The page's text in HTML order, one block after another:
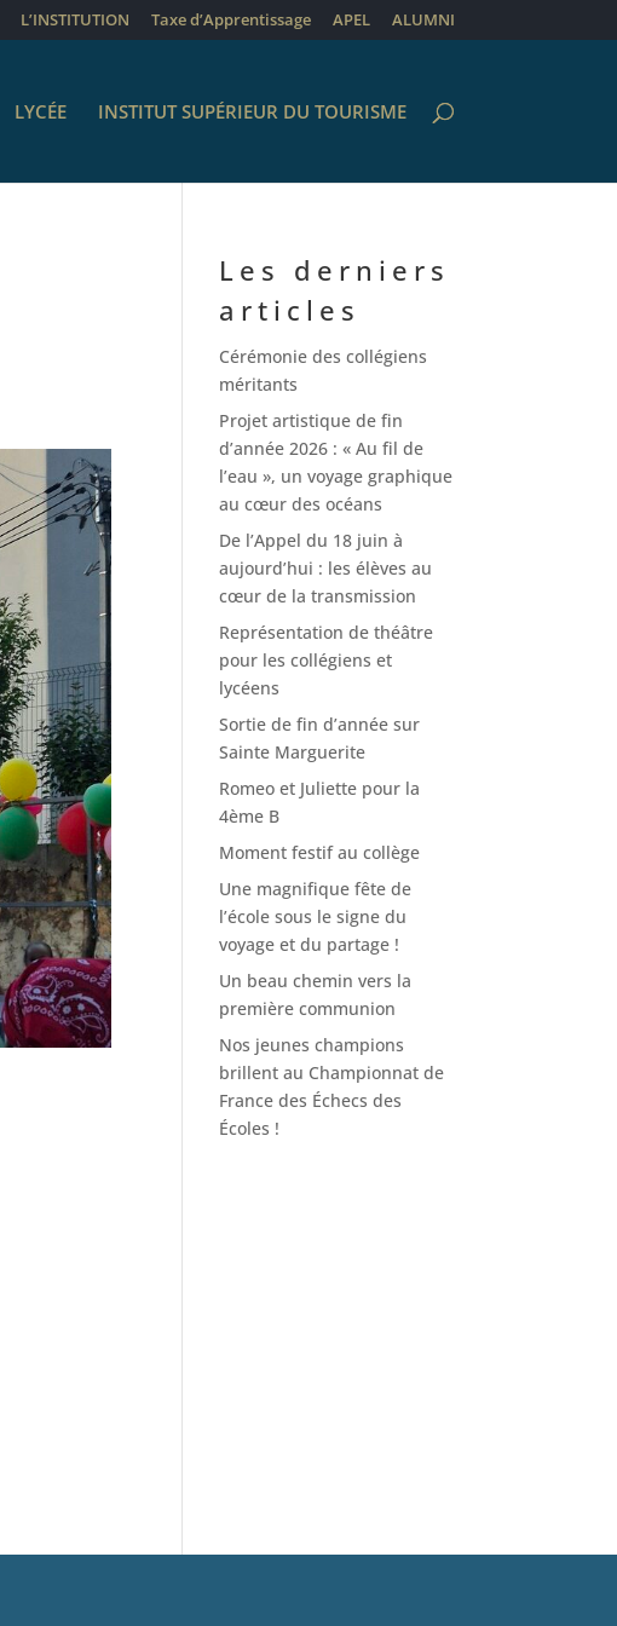
L’INSTITUTION Taxe d’Apprentissage APEL ALUMNI
LYCÉE INSTITUT SUPÉRIEUR DU TOURISME
Les derniers
articles
Cérémonie des collégiens
méritants
Projet artistique de fin
d’année 2026 : « Au fil de
l’eau », un voyage graphique
au cœur des océans
De l’Appel du 18 juin à
aujourd’hui : les élèves au
cœur de la transmission
Représentation de théâtre
pour les collégiens et
lycéens
Sortie de fin d’année sur
Sainte Marguerite
Romeo et Juliette pour la
4ème B
Moment festif au collège
Une magnifique fête de
l’école sous le signe du
voyage et du partage !
Un beau chemin vers la
première communion
Nos jeunes champions
brillent au Championnat de
France des Échecs des
Écoles !